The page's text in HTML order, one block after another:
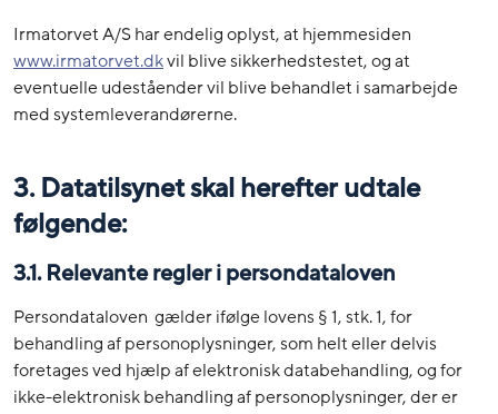
Irmatorvet A/S har endelig oplyst, at hjemmesiden
www.irmatorvet.dkvil blive sikkerhedstestet, og at
eventuelle udeståender vil blive behandlet i samarbejde
med systemleverandørerne.
3. Datatilsynet skal herefter udtale
følgende:
3.1. Relevante regler i persondataloven
Persondataloven gælder ifølge lovens § 1, stk. 1, for
behandling af personoplysninger, som helt eller delvis
foretages ved hjælp af elektronisk databehandling, og for
ikke-elektronisk behandling af personoplysninger, der er